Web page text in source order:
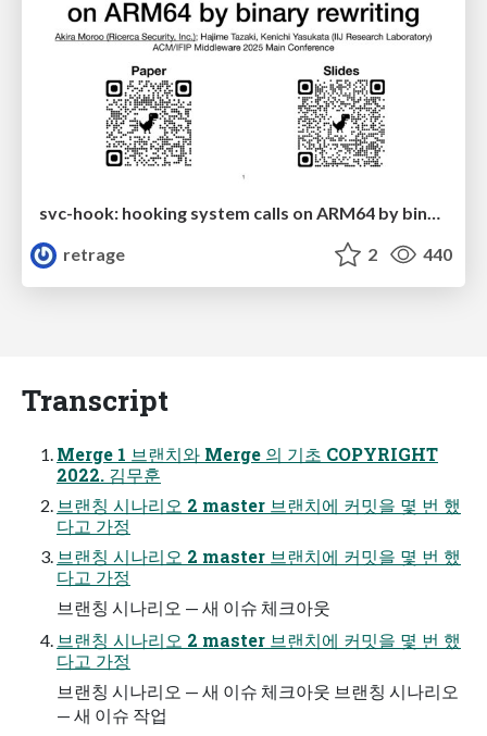
retrage
2 440
Transcript
Merge 1 브랜치와 Merge 의 기초 COPYRIGHT
2022. 김무훈
브랜칭 시나리오 2 master 브랜치에 커밋을 몇 번 했
다고 가정
브랜칭 시나리오 2 master 브랜치에 커밋을 몇 번 했
다고 가정
브랜칭 시나리오 — 새 이슈 체크아웃
브랜칭 시나리오 2 master 브랜치에 커밋을 몇 번 했
다고 가정
브랜칭 시나리오 — 새 이슈 체크아웃 브랜칭 시나리오
— 새 이슈 작업